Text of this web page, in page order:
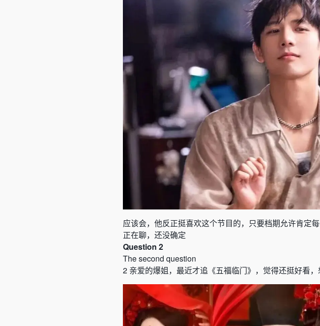
应该会，他反正挺喜欢这个节目的，只要档期允许肯定
正在聊，还没确定
Question 2
The second question
2 亲爱的爆姐，最近才追《五福临门》，觉得还挺好看